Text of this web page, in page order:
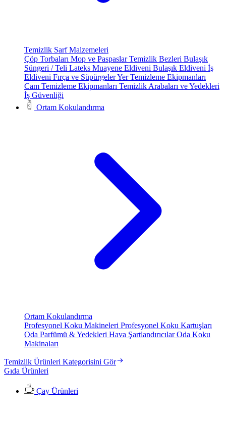
Temizlik Sarf Malzemeleri
Çöp Torbaları Mop ve PaspaslarTemizlik Bezleri Bulaşık
Süngeri / Teli Lateks Muayene Eldiveni Bulaşık Eldiveni İş
Eldiveni Fırça ve SüpürgelerYer Temizleme Ekipmanları
Cam Temizleme Ekipmanları Temizlik Arabaları ve Yedekleri
İş Güvenliği
Ortam Kokulandırma
Ortam Kokulandırma
Profesyonel Koku Makineleri Profesyonel Koku Kartuşları
Oda Parfümü & Yedekleri Hava ŞartlandırıcılarOda Koku
Makinaları
Temizlik Ürünleri Kategorisini Gör
Gıda Ürünleri
Çay Ürünleri